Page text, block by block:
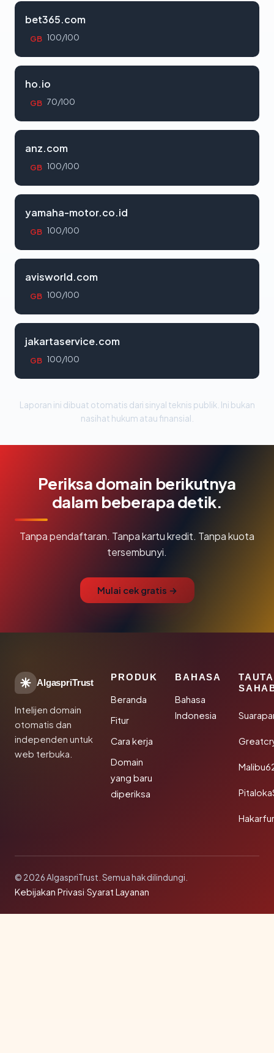
bet365.com
GB 100/100
ho.io
GB 70/100
anz.com
GB 100/100
yamaha-motor.co.id
GB 100/100
avisworld.com
GB 100/100
jakartaservice.com
GB 100/100
Laporan ini dibuat otomatis dari sinyal teknis publik. Ini bukan
nasihat hukum atau finansial.
Periksa domain berikutnya
dalam beberapa detik.
Tanpa pendaftaran. Tanpa kartu kredit. Tanpa kuota
tersembunyi.
Mulai cek gratis →
AlgaspriTrust
Intelijen domain
otomatis dan
independen untuk
web terbuka.
PRODUK
Beranda
Fitur
Cara kerja
Domain
yang baru
diperiksa
BAHASA
Bahasa
Indonesia
© 2026 AlgaspriTrust. Semua hak dilindungi.
Kebijakan Privasi·Syarat Layanan